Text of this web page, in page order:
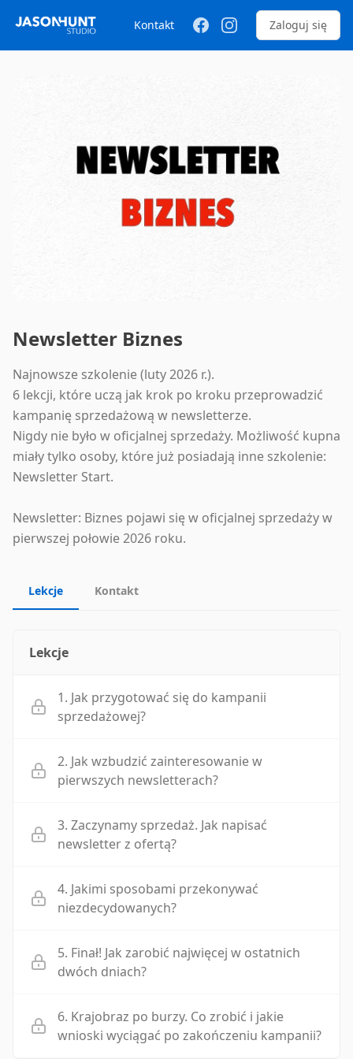
Kontakt Zaloguj się
Newsletter Biznes
Najnowsze szkolenie (luty 2026 r.).
6 lekcji, które uczą jak krok po kroku przeprowadzić
kampanię sprzedażową w newsletterze.
Nigdy nie było w oficjalnej sprzedaży. Możliwość kupna
miały tylko osoby, które już posiadają inne szkolenie:
Newsletter Start.
Newsletter: Biznes pojawi się w oficjalnej sprzedaży w
pierwszej połowie 2026 roku.
Lekcje Kontakt
Lekcje
1. Jak przygotować się do kampanii
sprzedażowej?
2. Jak wzbudzić zainteresowanie w
pierwszych newsletterach?
3. Zaczynamy sprzedaż. Jak napisać
newsletter z ofertą?
4. Jakimi sposobami przekonywać
niezdecydowanych?
5. Finał! Jak zarobić najwięcej w ostatnich
dwóch dniach?
6. Krajobraz po burzy. Co zrobić i jakie
wnioski wyciągać po zakończeniu kampanii?